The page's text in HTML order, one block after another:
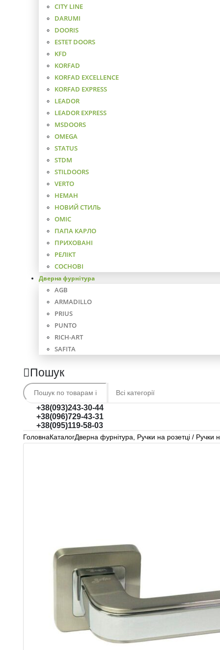
CITY LINE
DARUMI
DOORIS
ESTET DOORS
KFD
KORFAD
KORFAD EXCELLENCE
KORFAD EXPRESS
LEADOR
LEADOR EXPRESS
MSDOORS
OMEGA
STATUS
STDM
STILDOORS
VERTO
НЕМАН
НОВИЙ СТИЛЬ
ОМІС
ПАПА КАРЛО
ПРИХОВАНІ
РЕЛІКТ
СОСНОВІ
Дверна фурнітура
AGB
ARMADILLO
PRIUS
PUNTO
RICH-ART
SAFITA
Пошук
+38(093)243-30-44
+38(096)729-43-31
+38(095)119-58-03
ГоловнаКаталогДверна фурнітура Ручки на розетці / Ручки